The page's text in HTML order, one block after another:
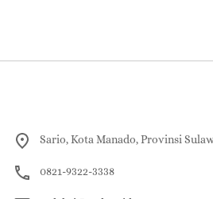
Sario, Kota Manado, Provinsi
0821-9322-3338